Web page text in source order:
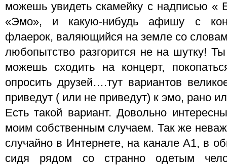
можешь увидеть скамейку с надписью «
«Эмо», и какую-нибудь афишу с
флаерок, валяющийся на земле со
любопытство разгорится не на шутку!
можешь сходить на концерт,
опросить друзей….тут вариантов
приведут ( или не приведут) к эмо, рано
Есть такой вариант. Довольно
моим собственным случаем. Так же
случайно в Интернете, на канале A1, в
сидя рядом со странно одетым